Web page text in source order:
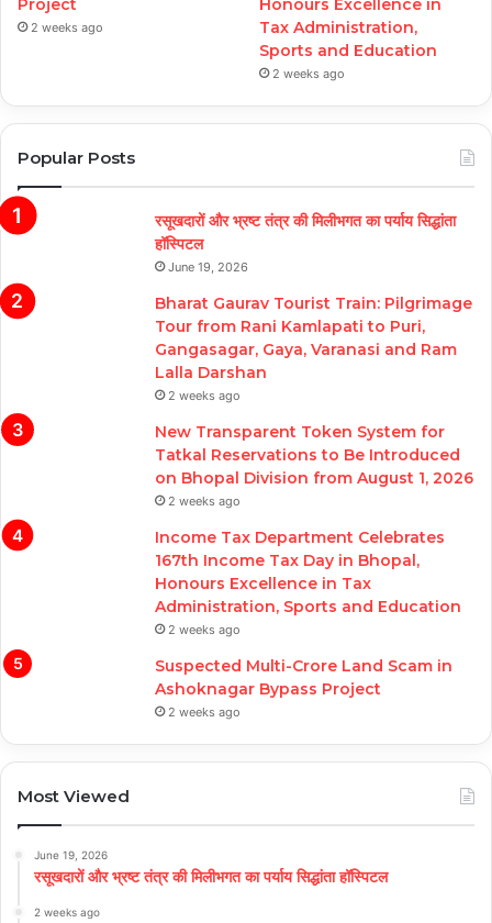
Project
2 weeks ago
Honours Excellence in
Tax Administration,
Sports and Education
2 weeks ago
Popular Posts
रसूखदारों और भ्रष्ट तंत्र की मिलीभगत का पर्याय सिद्धांता
हॉस्पिटल
June 19, 2026
Bharat Gaurav Tourist Train: Pilgrimage
Tour from Rani Kamlapati to Puri,
Gangasagar, Gaya, Varanasi and Ram
Lalla Darshan
2 weeks ago
New Transparent Token System for
Tatkal Reservations to Be Introduced
on Bhopal Division from August 1, 2026
2 weeks ago
Income Tax Department Celebrates
167th Income Tax Day in Bhopal,
Honours Excellence in Tax
Administration, Sports and Education
2 weeks ago
Suspected Multi-Crore Land Scam in
Ashoknagar Bypass Project
2 weeks ago
Most Viewed
June 19, 2026
रसूखदारों और भ्रष्ट तंत्र की मिलीभगत का पर्याय सिद्धांता हॉस्पिटल
2 weeks ago